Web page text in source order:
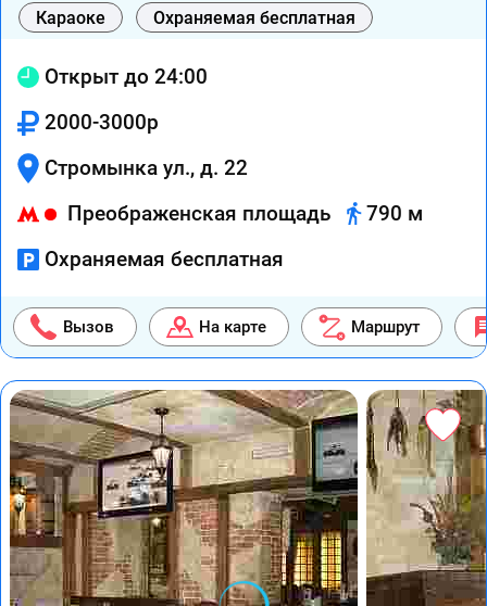
Караоке Охраняемая бесплатная
Открыт до 24:00
2000-3000р
Стромынка ул., д. 22
Преображенская площадь
790 м
Охраняемая бесплатная
Вызов На карте Маршрут